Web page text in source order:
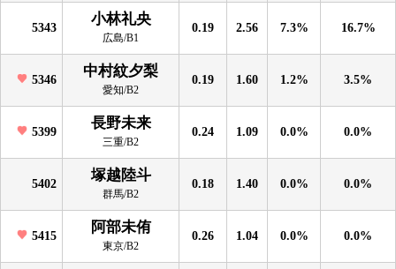
5343 小林礼央
広島/B1
0.19 2.56 7.3% 16.7%
5346 中村紋夕梨
愛知/B2
0.19 1.60 1.2% 3.5%
5399 長野未来
三重/B2
0.24 1.09 0.0% 0.0%
5402 塚越陸斗
群馬/B2
0.18 1.40 0.0% 0.0%
5415 阿部未侑
東京/B2
0.26 1.04 0.0% 0.0%